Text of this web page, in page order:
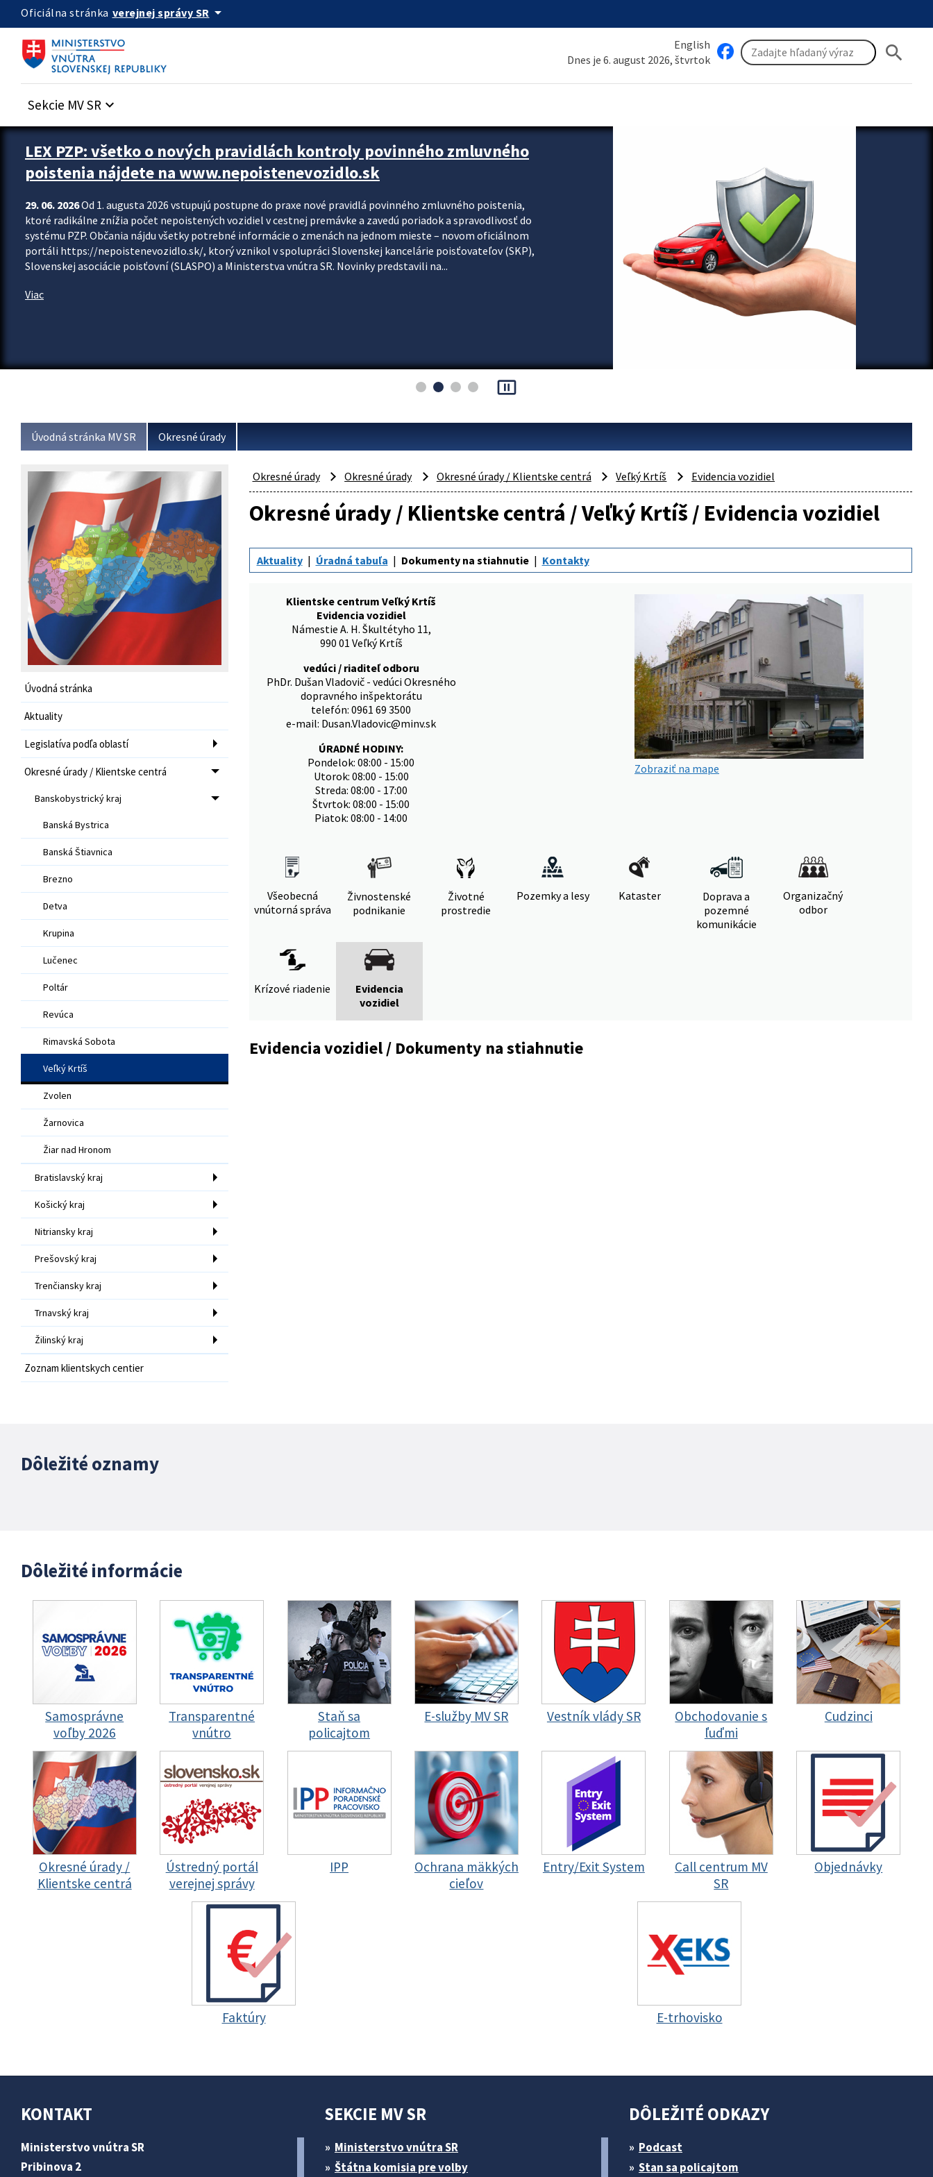
Preskocit na hlavný obsah
Oficiálna stránka verejnej správy SR arrow_drop_down
English
Dnes je 6. august 2026, štvrtok
search
Sekcie MV SR keyboard_arrow_down
Zastavit automatický posun upútavok
LEX PZP: všetko o nových pravidlách kontroly povinného zmluvného
poistenia nájdete na www.nepoistenevozidlo.sk
29. 06. 2026Od 1. augusta 2026 vstupujú postupne do praxe nové pravidlá povinného zmluvného poistenia,
ktoré radikálne znížia počet nepoistených vozidiel v cestnej premávke a zavedú poriadok a spravodlivosť do
systému PZP. Občania nájdu všetky potrebné informácie o zmenách na jednom mieste – novom oficiálnom
portáli https://nepoistenevozidlo.sk/, ktorý vznikol v spolupráci Slovenskej kancelárie poisťovateľov (SKP),
Slovenskej asociácie poisťovní (SLASPO) a Ministerstva vnútra SR. Novinky predstavili na...
Viac
pause_presentation
Úvodná stránka MV SR Okresné úrady
Úvodná stránka
Aktuality
Legislatíva podľa oblastí
Okresné úrady / Klientske centrá
Banskobystrický kraj
Banská Bystrica
Banská Štiavnica
Brezno
Detva
Krupina
Lučenec
Poltár
Revúca
Rimavská Sobota
Veľký Krtíš
Zvolen
Žarnovica
Žiar nad Hronom
Bratislavský kraj
Košický kraj
Nitriansky kraj
Prešovský kraj
Trenčiansky kraj
Trnavský kraj
Žilinský kraj
Zoznam klientskych centier
Okresné úrady Okresné úrady Okresné úrady / Klientske centrá Veľký Krtíš Evidencia vozidiel
Okresné úrady / Klientske centrá / Veľký Krtíš / Evidencia vozidiel
Aktuality Úradná tabuľa Dokumenty na stiahnutie Kontakty
Klientske centrum Veľký Krtíš
Evidencia vozidiel
Námestie A. H. Škultétyho 11,
990 01 Veľký Krtíš
vedúci / riaditeľ odboru
PhDr. Dušan Vladovič - vedúci Okresného
dopravného inšpektorátu
telefón: 0961 69 3500
e-mail: Dusan.Vladovic@minv.sk
ÚRADNÉ HODINY:
Pondelok: 08:00 - 15:00
Utorok: 08:00 - 15:00
Streda: 08:00 - 17:00
Štvrtok: 08:00 - 15:00
Piatok: 08:00 - 14:00
Zobraziť na mape
Všeobecná
vnútorná správa
Živnostenské
podnikanie
Životné
prostredie
Pozemky a lesy Kataster
Doprava a
pozemné
komunikácie
Organizačný
odbor
Krízové riadenie
Evidencia
vozidiel
Evidencia vozidiel / Dokumenty na stiahnutie
Dôležité oznamy
Dôležité informácie
Samosprávne
voľby 2026
Transparentné
vnútro
Staň sa
policajtom
E-služby MV SR Vestník vlády SR
Obchodovanie s
ľuďmi
Cudzinci
Okresné úrady /
Klientske centrá
Ústredný portál
verejnej správy
IPP
Ochrana mäkkých
cieľov
Entry/Exit System
Call centrum MV
SR
Objednávky
Faktúry E-trhovisko
KONTAKT
Ministerstvo vnútra SR
Pribinova 2
SEKCIE MV SR
Ministerstvo vnútra SR
Štátna komisia pre volby
DÔLEŽITÉ ODKAZY
Podcast
Stan sa policajtom